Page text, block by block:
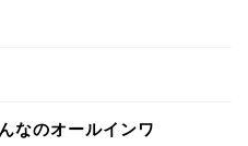
なのオールインワ